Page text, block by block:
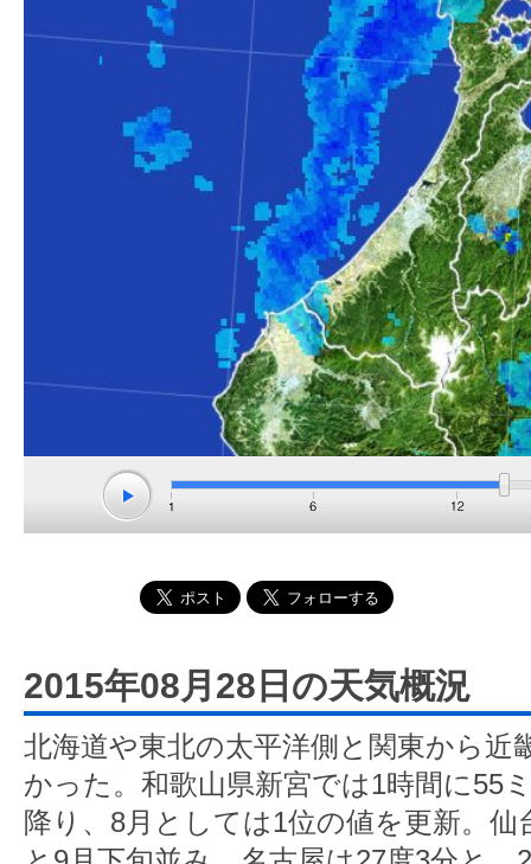
2015年08月28日の天気概況
北海道や東北の太平洋側と関東から近
かった。和歌山県新宮では1時間に55
降り、8月としては1位の値を更新。仙